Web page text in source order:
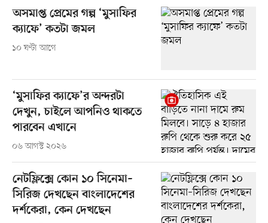
অসমাপ্ত প্রেমের গল্প ‘মুসাফির
ক্যাফে’ কতটা জমল
১০ ঘণ্টা আগে
‘মুসাফির ক্যাফে’র অন্দরটা
দেখুন, চাইলে আপনিও থাকতে
পারবেন এখানে
০৬ আগস্ট ২০২৬
নেটফ্লিক্সে কোন ১০ সিনেমা–
সিরিজ দেখছেন বাংলাদেশের
দর্শকেরা, কেন দেখছেন